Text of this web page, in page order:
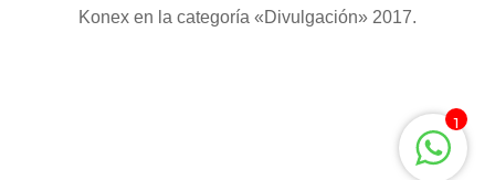
Konex en la categoría «Divulgación» 2017.
1